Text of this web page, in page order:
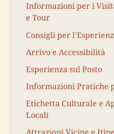
Informazioni per i
e Tour
Consigli per
Arrivo e Accessibilità
Esperienza sul Posto
Informazioni Pratiche
Etichetta Culturale e
Locali